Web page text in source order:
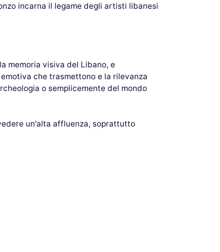
incarna il legame degli artisti libanesi
memoria visiva del Libano, e
che trasmettono e la rilevanza
o semplicemente del mondo
un'alta affluenza, soprattutto